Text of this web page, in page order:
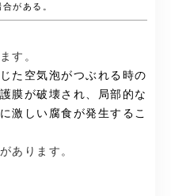
がある。
す。
た空気泡がつぶれる時の
膜が破壊され、局部的な
激しい腐食が発生するこ
あります。